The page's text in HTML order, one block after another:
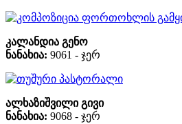
კომპოზიცია ფორთოხლის
კალანდია გენო
ნანახია: 9061 - ჯერ
თუშური პასტორალი
ალხაზიშვილი გივი
ნანახია: 9068 - ჯერ